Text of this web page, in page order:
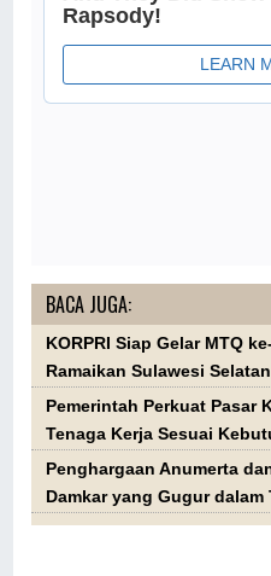
BACA JUGA:
KORPRI Siap Gelar MTQ
Ramaikan Sulawesi Selatan
Pemerintah Perkuat Pasar
Tenaga Kerja Sesuai
Penghargaan Anumerta
Damkar yang Gugur dalam